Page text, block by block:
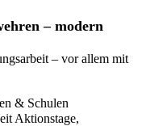
– modern
– vor allem mit
& Schulen
Aktionstage,